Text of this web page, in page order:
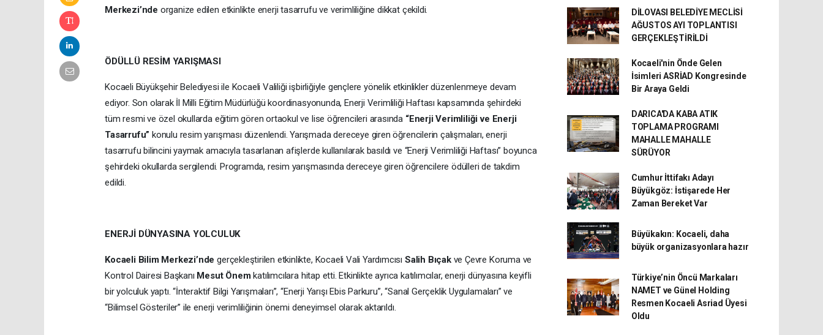
Merkezi’nde organize edilen etkinlikte enerji tasarrufu ve verimliliğine dikkat çekildi.
ÖDÜLLÜ RESİM YARIŞMASI
Kocaeli Büyükşehir Belediyesi ile Kocaeli Valiliği işbirliğiyle gençlere yönelik etkinlikler düzenlenmeye devam
ediyor. Son olarak İl Milli Eğitim Müdürlüğü koordinasyonunda, Enerji Verimliliği Haftası kapsamında şehirdeki
tüm resmi ve özel okullarda eğitim gören ortaokul ve lise öğrencileri arasında “Enerji Verimliliği ve Enerji
Tasarrufu” konulu resim yarışması düzenlendi. Yarışmada dereceye giren öğrencilerin çalışmaları, enerji
tasarrufu bilincini yaymak amacıyla tasarlanan afişlerde kullanılarak basıldı ve “Enerji Verimliliği Haftası” boyunca
şehirdeki okullarda sergilendi. Programda, resim yarışmasında dereceye giren öğrencilere ödülleri de takdim
edildi.
ENERJİ DÜNYASINA YOLCULUK
Kocaeli Bilim Merkezi’nde gerçekleştirilen etkinlikte, Kocaeli Vali Yardımcısı Salih Bıçakve Çevre Koruma ve
Kontrol Dairesi Başkanı Mesut Önemkatılımcılara hitap etti. Etkinlikte ayrıca katılımcılar, enerji dünyasına keyifli
bir yolculuk yaptı. “İnteraktif Bilgi Yarışmaları”, “Enerji Yarışı Ebis Parkuru”, “Sanal Gerçeklik Uygulamaları” ve
“Bilimsel Gösteriler” ile enerji verimliliğinin önemi deneyimsel olarak aktarıldı.
DİLOVASI BELEDİYE MECLİSİ
AĞUSTOS AYI TOPLANTISI
GERÇEKLEŞTİRİLDİ
Kocaeli'nin Önde Gelen
İsimleri ASRİAD Kongresinde
Bir Araya Geldi
DARICA'DA KABA ATIK
TOPLAMA PROGRAMI
MAHALLE MAHALLE
SÜRÜYOR
Cumhur İttifakı Adayı
Büyükgöz: İstişarede Her
Zaman Bereket Var
Büyükakın: Kocaeli, daha
büyük organizasyonlara hazır
Türkiye’nin Öncü Markaları
NAMET ve Günel Holding
Resmen Kocaeli Asriad Üyesi
Oldu